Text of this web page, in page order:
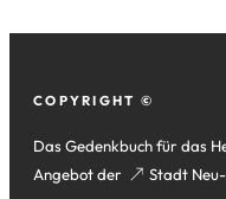
Fußzeile
COPYRIGHT ©
Das Gedenkbuch für das
Angebot der
Stadt
(Öffnet